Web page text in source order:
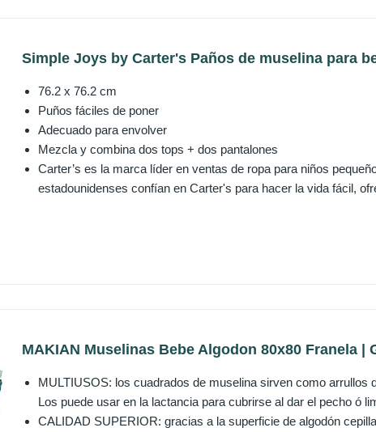
Simple Joys by Carter's Paños de muselina para
76.2 x 76.2 cm
Puños fáciles de poner
Adecuado para envolver
Mezcla y combina dos tops + dos pantalones
Carter’s es la marca líder en ventas de ropa para niños
estadounidenses confían en Carter's para hacer la vida fácil,
MAKIAN Muselinas Bebe Algodon 80x80 Franela |
MULTIUSOS: los cuadrados de muselina sirven como
Los puede usar en la lactancia para cubrirse al dar el pecho ó
CALIDAD SUPERIOR: gracias a la superficie de algodón